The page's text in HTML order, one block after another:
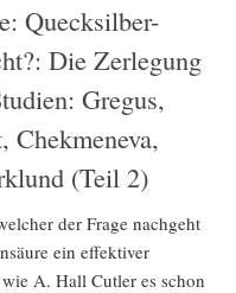
Quecksilber-
Die Zerlegung
Gregus,
Chekmeneva,
(Teil 2)
der Frage nachgeht
ein effektiver
A. Hall Cutler es schon